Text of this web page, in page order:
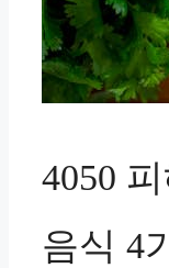
4050
음식 4